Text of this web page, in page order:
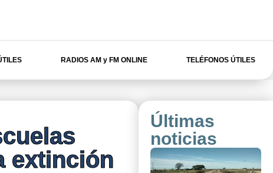
RADIOS AM y FM ONLINE TELÉFONOS ÚTILES
extinción
Últimas
noticias